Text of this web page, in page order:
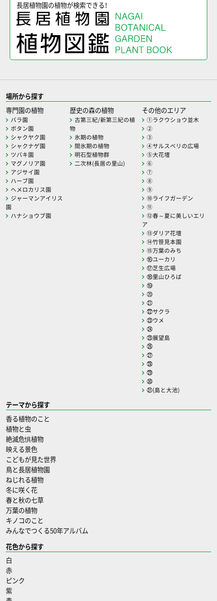
長居植物園の植物が検索できる！
場所から探す
専門園の植物
バラ園
ボタン園
シャクヤク園
シャクナゲ園
ツバキ園
マグノリア園
アジサイ園
ハーブ園
ヘメロカリス園
ジャーマンアイリス
園
ハナショウブ園
歴史の森の植物
古第三紀/新第三紀の植
物
氷期の植物
間氷期の植物
明石型植物群
二次林(長居の里山)
その他のエリア
①ラクウショウ並木
②
③
④サルスベリの広場
⑤大花壇
⑥
⑦
⑧
⑨
⑩ライフガーデン
⑪
⑫春～夏に美しいエリ
ア
⑬ダリア花壇
⑭竹笹見本園
⑮万葉のみち
⑯ユーカリ
⑰芝生広場
⑱里山ひろば
⑲
⑳
㉑
㉒サクラ
㉓ウメ
㉔
㉕展望島
㉖
㉗
㉘
㉙
㉚
㉛(島と大池)
テーマから探す
香る植物のこと
植物と虫
絶滅危惧植物
映える景色
こどもが見た世界
鳥と長居植物園
ねじれる植物
冬に咲く花
春と秋の七草
万葉の植物
キノコのこと
みんなでつくる50年アルバム
花色から探す
白
赤
ピンク
紫